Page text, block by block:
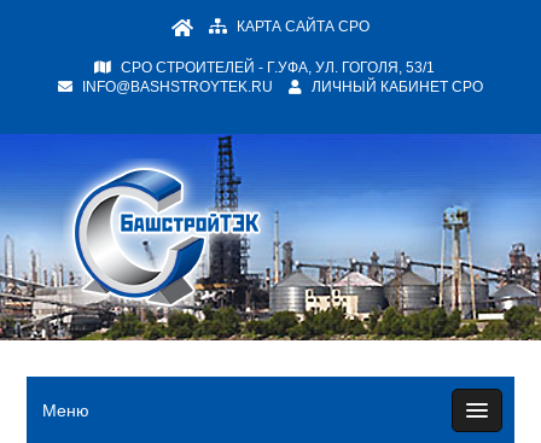
КАРТА САЙТА СРО
СРО СТРОИТЕЛЕЙ - Г.УФА, УЛ. ГОГОЛЯ, 53/1
INFO@BASHSTROYTEK.RU
ЛИЧНЫЙ КАБИНЕТ СРО
Меню